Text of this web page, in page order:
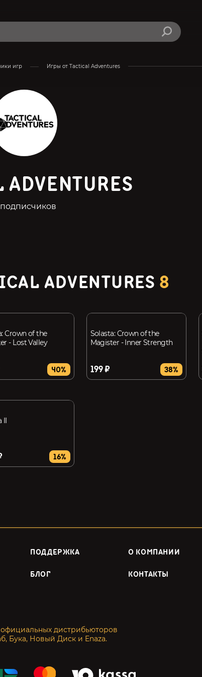
игр Игры от Tactical Adventures
ADVENTURES
ADVENTURES 8
Crown of the
- Lost Valley
40%
Solasta: Crown of the
Magister - Inner Strength
199 ₽ 38%
II
16%
ПОДДЕРЖКА О КОМПАНИИ
БЛОГ КОНТАКТЫ
дистрибьюторов
Бука, Новый Диск и Enaza.